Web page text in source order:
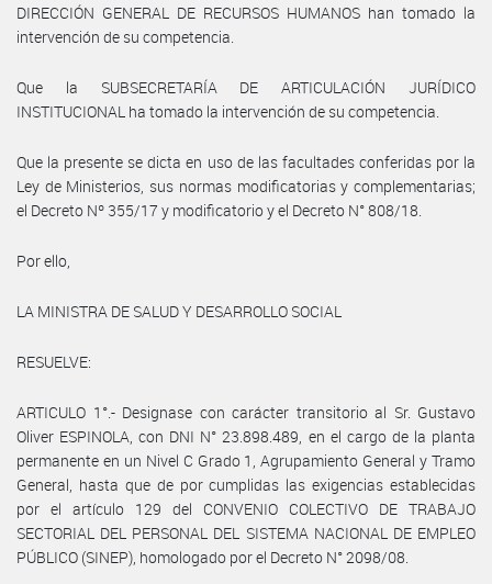
DIRECCIÓN GENERAL DE RECURSOS HUMANOS han tomado la
intervención de su competencia.
Que la SUBSECRETARÍA DE ARTICULACIÓN JURÍDICO
INSTITUCIONAL ha tomado la intervención de su competencia.
Que la presente se dicta en uso de las facultades conferidas por la
Ley de Ministerios, sus normas modificatorias y complementarias;
el Decreto Nº 355/17 y modificatorio y el Decreto N° 808/18.
Por ello,
LA MINISTRA DE SALUD Y DESARROLLO SOCIAL
RESUELVE:
ARTICULO 1°.- Designase con carácter transitorio al Sr. Gustavo
Oliver ESPINOLA, con DNI N° 23.898.489, en el cargo de la planta
permanente en un Nivel C Grado 1, Agrupamiento General y Tramo
General, hasta que de por cumplidas las exigencias establecidas
por el artículo 129 del CONVENIO COLECTIVO DE TRABAJO
SECTORIAL DEL PERSONAL DEL SISTEMA NACIONAL DE EMPLEO
PÚBLICO (SINEP), homologado por el Decreto N° 2098/08.